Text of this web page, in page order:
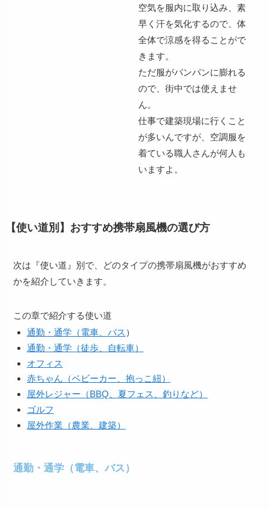
空気を服内に取り込み、素
早く汗を気化するので、 体
全体で涼感を得ることがで
きます。
ただ服がパンパンに膨れる
ので、街中では使えませ
ん。
仕事で建築現場に行くこと
が多いんですが、空調服を
着ている職人さんが何人も
いますよ。
【使い道別】おすすめ携帯扇風機の選び方
次は『使い道』別で、どのタイプの携帯扇風機がおすすめ
かを紹介していきます。
この章で紹介する使い道
通勤・通学（電車、バス ）
通勤・通学（徒歩、自転車）
オフィス
赤ちゃん（ベビーカー、抱っこ紐）
屋外レジャー（BBQ、夏フェス、釣りなど）
ゴルフ
屋外作業（農業、建築）
通勤・通学（電車、バス）